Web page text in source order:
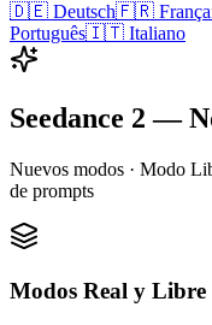
🇩🇪 Deutsch🇫🇷
Português🇮🇹 Italiano
Seedance 2 —
Nuevos modos · Modo
de prompts
Modos Real y Libre